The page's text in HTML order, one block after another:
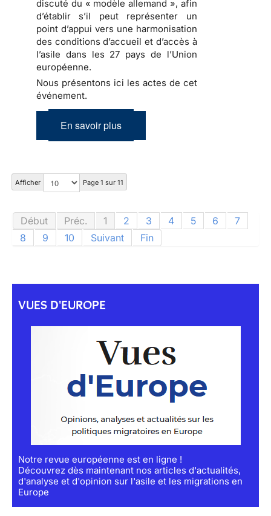
discuté du « modèle allemand », afin
d’établir s’il peut représenter un
point d’appui vers une harmonisation
des conditions d’accueil et d’accès à
l’asile dans les 27 pays de l’Union
européenne.
Nous présentons ici les actes de cet
événement.
En savoir plus
Afficher Page 1 sur 11
Début Préc. 1 2 3 4 5 6
7
8
9 10 Suivant Fin
VUES D'EUROPE
Notre revue européenne est en ligne !
Découvrez dès maintenant nos articles d'actualités,
d'analyse et d'opinion sur l'asile et les migrations en
Europe